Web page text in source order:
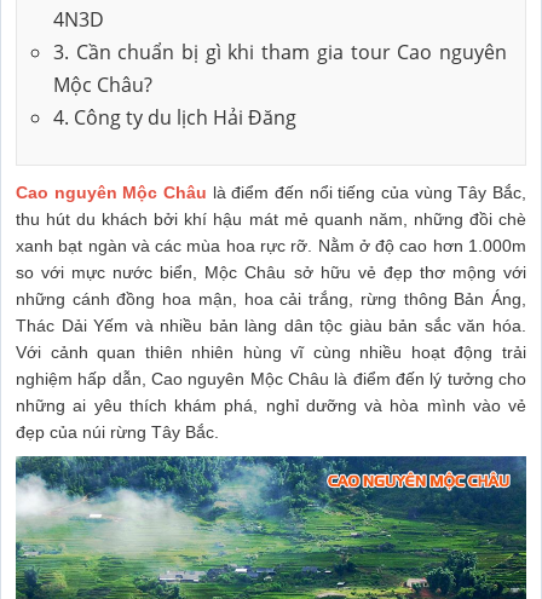
4N3D
3. Cần chuẩn bị gì khi tham gia tour Cao nguyên
Mộc Châu?
4. Công ty du lịch Hải Đăng
Cao nguyên Mộc Châu là điểm đến nổi tiếng của vùng Tây Bắc,
thu hút du khách bởi khí hậu mát mẻ quanh năm, những đồi chè
xanh bạt ngàn và các mùa hoa rực rỡ. Nằm ở độ cao hơn 1.000m
so với mực nước biển, Mộc Châu sở hữu vẻ đẹp thơ mộng với
những cánh đồng hoa mận, hoa cải trắng, rừng thông Bản Áng,
Thác Dải Yếm và nhiều bản làng dân tộc giàu bản sắc văn hóa.
Với cảnh quan thiên nhiên hùng vĩ cùng nhiều hoạt động trải
nghiệm hấp dẫn, Cao nguyên Mộc Châu là điểm đến lý tưởng cho
những ai yêu thích khám phá, nghỉ dưỡng và hòa mình vào vẻ
đẹp của núi rừng Tây Bắc.